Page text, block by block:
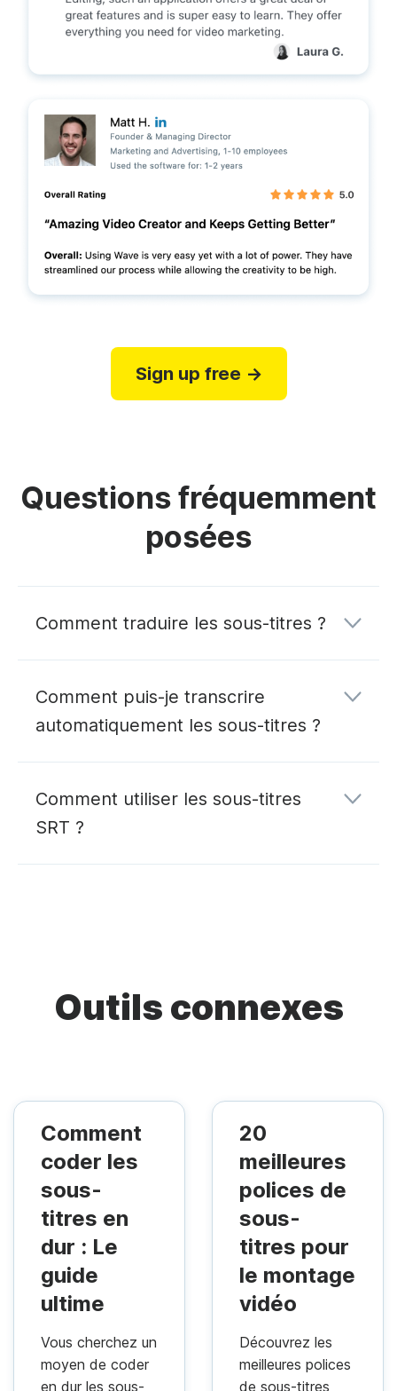
Sign up free →
Questions fréquemment
posées
Comment traduire les sous-titres ?
Comment puis-je transcrire
automatiquement les sous-titres ?
Comment utiliser les sous-titres
SRT ?
Outils connexes
Comment
coder les
sous-
titres en
dur : Le
guide
ultime
Vous cherchez un
moyen de coder
en dur les sous-
20
meilleures
polices de
sous-
titres pour
le montage
vidéo
Découvrez les
meilleures polices
de sous-titres